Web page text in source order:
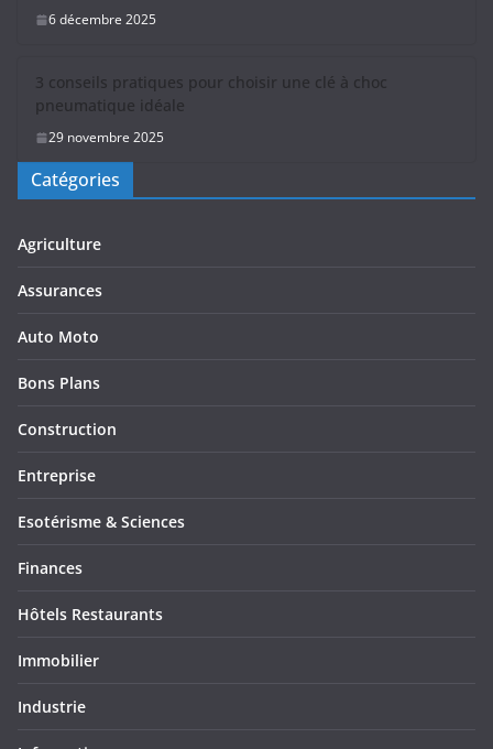
6 décembre 2025
3 conseils pratiques pour choisir une clé à choc
pneumatique idéale
29 novembre 2025
Catégories
Agriculture
Assurances
Auto Moto
Bons Plans
Construction
Entreprise
Esotérisme & Sciences
Finances
Hôtels Restaurants
Immobilier
Industrie